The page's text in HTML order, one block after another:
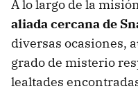
A lo largo de la
aliada cercana de
diversas ocasiones,
grado de misterio
lealtades